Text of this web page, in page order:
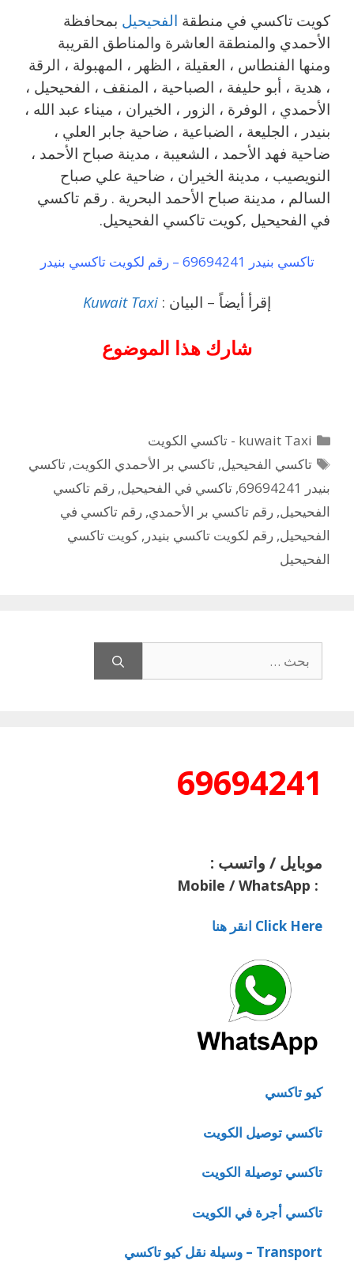
كويت تاكسي في منطقة الفحيحيل بمحافظة
الأحمدي والمنطقة العاشرة والمناطق القريبة
‎ومنها الفنطاس ، العقيلة ، الظهر ، المهبولة ، الرقة
، هدية ، أبو حليفة ، الصباحية ، المنقف ، الفحيحيل ،
الأحمدي ، الوفرة ، الزور ، الخيران ، ميناء عبد الله ،
بنيدر ، الجليعة ، الضباعية ، ضاحية جابر العلي ،
ضاحية فهد الأحمد ، الشعيبة ، مدينة صباح الأحمد ،
النويصيب ، مدينة الخيران ، ضاحية علي صباح
السالم ، مدينة صباح الأحمد البحرية . رقم تاكسي
في الفحيحيل ,كويت تاكسي الفحيحيل.
تاكسي بنيدر 69694241 – رقم لكويت تاكسي بنيدر
إقرأ أيضاً – البيان : Kuwait Taxi
شارك هذا الموضوع
التصنيفات
kuwait Taxi - تاكسي الكويت
الوسوم
تاكسي الفحيحيل,تاكسي بر الأحمدي الكويت,تاكسي
بنيدر 69694241
, تاكسي في الفحيحيل, رقم تاكسي
الفحيحيل, رقم تاكسي بر الأحمدي, رقم تاكسي في
الفحيحيل, رقم لكويت تاكسي بنيدر , كويت تاكسي
الفحيحيل
عن:
69694241
موبايل / واتسب :
:
Mobile / WhatsApp
Click Here انقر هنا
كيو تاكسي
تاكسي توصيل الكويت
تاكسي توصيلة الكويت
تاكسي أجرة في الكويت
Transport – وسيلة نقل كيو تاكسي